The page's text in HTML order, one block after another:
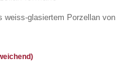
weiss-glasiertem Porzellan von